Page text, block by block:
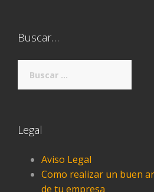
Buscar…
Legal
Aviso Legal
Como realizar un buen
de tu empresa